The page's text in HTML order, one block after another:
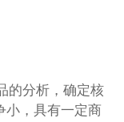
的分析，确定核
小，具有一定商